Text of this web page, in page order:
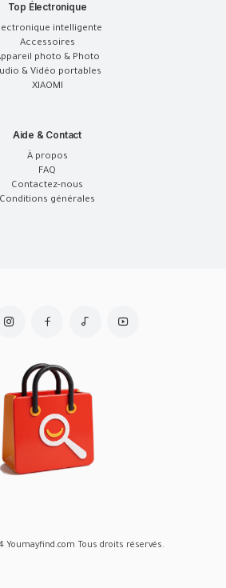
Top Électronique
intelligente
Accessoires
photo & Photo
& Vidéo portables
XIAOMI
Aide & Contact
À propos
FAQ
Contactez-nous
Conditions générales
Youmayfind.com Tous droits réservés.